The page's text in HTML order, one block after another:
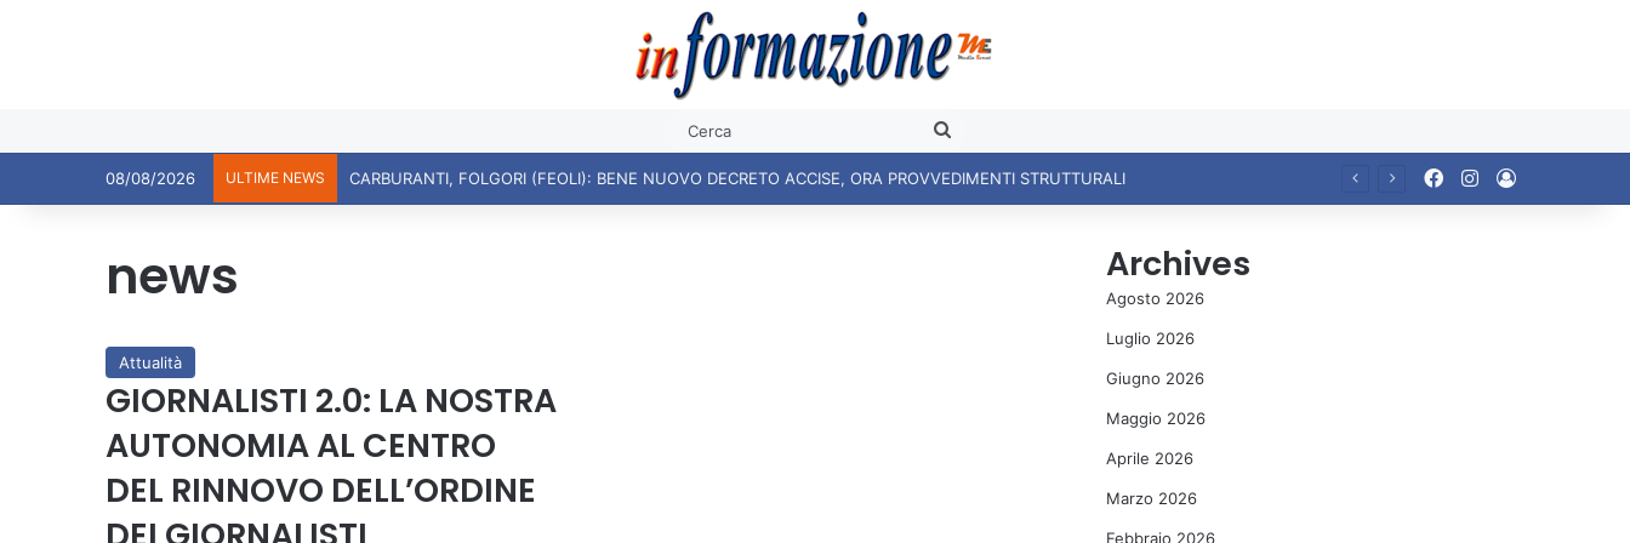
08/08/2026 ULTIME NEWS CARBURANTI, FOLGORI (FEOLI): BENE NUOVO DECRETO ACCISE, ORA PROVVEDIMENTI STRUTTURALI FacebookInstagram
news
Attualità
GIORNALISTI 2.0: LA NOSTRA
AUTONOMIA AL CENTRO
DEL RINNOVO DELL’ORDINE
Archives
Agosto 2026
Luglio 2026
Giugno 2026
Maggio 2026
Aprile 2026
Marzo 2026
Febbraio 2026